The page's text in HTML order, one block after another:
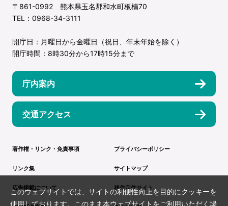
〒861-0992 熊本県玉名郡和水町板楠70
TEL：0968-34-3111
開庁日：月曜日から金曜日（祝日、年末年始を除く）
開庁時間：8時30分から17時15分まで
庁内案内
交通アクセス
著作権・リンク・免責事項 プライバシーポリシー
リンク集 サイトマップ
広告掲載について 移住定住サイト
このウェブサイトでは、サイトの利便性向上を目的にクッキーを
使用しております。このまま本ウェブサイトをご利用いただく場